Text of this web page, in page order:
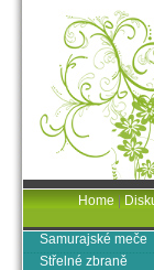
Samurajské meče
Střelné zbraně
Home|